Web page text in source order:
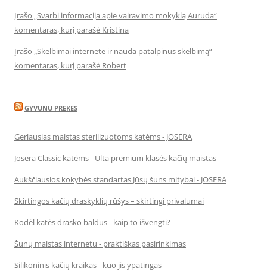
Įrašo „Svarbi informacija apie vairavimo mokyklą Auruda“
komentaras, kurį parašė Kristina
Įrašo „Skelbimai internete ir nauda patalpinus skelbimą“
komentaras, kurį parašė Robert
GYVUNU PREKES
Geriausias maistas sterilizuotoms katėms - JOSERA
Josera Classic katėms - Ulta premium klasės kačių maistas
Aukščiausios kokybės standartas Jūsų šuns mitybai - JOSERA
Skirtingos kačių draskyklių rūšys – skirtingi privalumai
Kodėl katės drasko baldus - kaip to išvengti?
Šunų maistas internetu - praktiškas pasirinkimas
Silikoninis kačių kraikas - kuo jis ypatingas